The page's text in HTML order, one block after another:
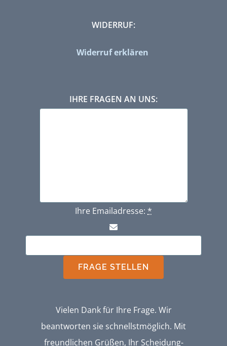
WIDERRUF:
Widerruf erklären
IHRE FRAGEN AN UNS:
Ihre Emailadresse: *
FRAGE STELLEN
Vielen Dank für Ihre Frage. Wir
beantworten sie schnellstmöglich. Mit
freundlichen Grüßen, Ihr Scheidung-